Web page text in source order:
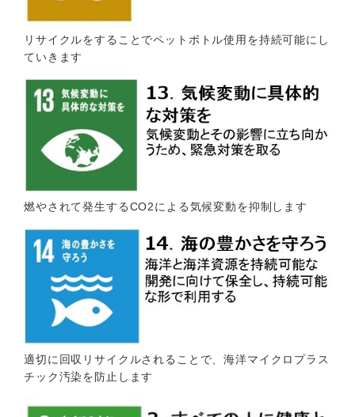
リサイクルをすることでペットボトル使用を持続可能にし
ていきます
燃やされて発生するCO2による気候変動を抑制します
適切に回収リサイクルされることで、海洋マイクロプラス
チック汚染を防止します